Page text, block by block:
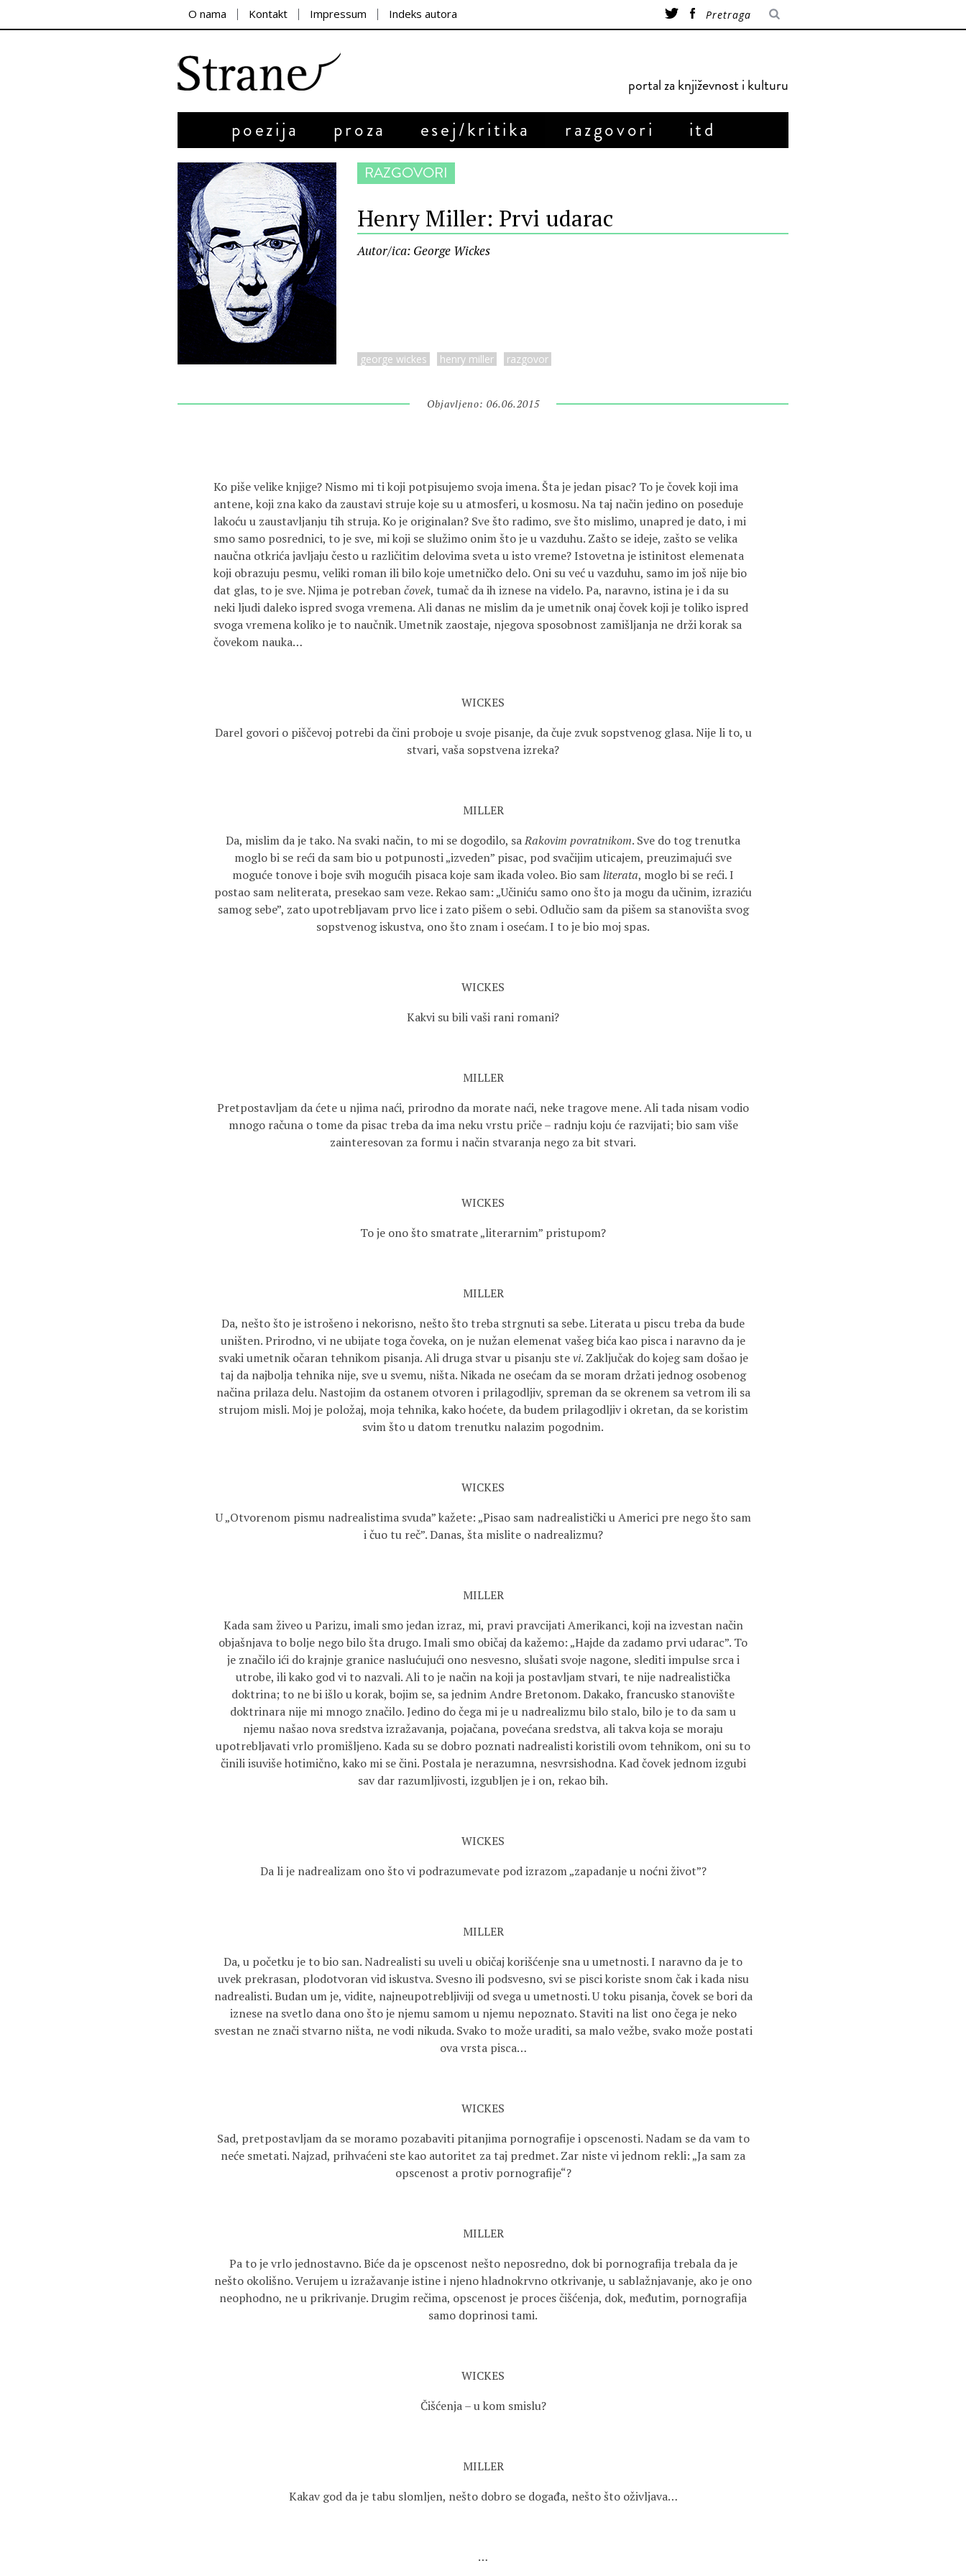
O nama Kontakt Impressum Indeks autora
portal za književnost i kulturu
poezija proza esej/kritika razgovori itd
RAZGOVORI
Henry Miller: Prvi udarac
Autor/ica: George Wickes
george wickes henry miller razgovor
Objavljeno: 06.06.2015
Ko piše velike knjige? Nismo mi ti koji potpisujemo svoja imena. Šta je jedan pisac? To je čovek koji ima
antene, koji zna kako da zaustavi struje koje su u atmosferi, u kosmosu. Na taj način jedino on poseduje
lakoću u zaustavljanju tih struja. Ko je originalan? Sve što radimo, sve što mislimo, unapred je dato, i mi
smo samo posrednici, to je sve, mi koji se služimo onim što je u vazduhu. Zašto se ideje, zašto se velika
naučna otkrića javljaju često u različitim delovima sveta u isto vreme? Istovetna je istinitost elemenata
koji obrazuju pesmu, veliki roman ili bilo koje umetničko delo. Oni su već u vazduhu, samo im još nije bio
dat glas, to je sve. Njima je potrebančovek, tumač da ih iznese na videlo. Pa, naravno, istina je i da su
neki ljudi daleko ispred svoga vremena. Ali danas ne mislim da je umetnik onaj čovek koji je toliko ispred
svoga vremena koliko je to naučnik. Umetnik zaostaje, njegova sposobnost zamišljanja ne drži korak sa
čovekom nauka…
WICKES
Darel govori o piščevoj potrebi da čini proboje u svoje pisanje, da čuje zvuk sopstvenog glasa. Nije li to, u
stvari, vaša sopstvena izreka?
MILLER
Da, mislim da je tako. Na svaki način, to mi se dogodilo, saRakovim povratnikom. Sve do tog trenutka
moglo bi se reći da sam bio u potpunosti „izveden” pisac, pod svačijim uticajem, preuzimajući sve
moguće tonove i boje svih mogućih pisaca koje sam ikada voleo. Bio samliterata, moglo bi se reći. I
postao sam neliterata, presekao sam veze. Rekao sam: „Učiniću samo ono što ja mogu da učinim, izraziću
samog sebe”, zato upotrebljavam prvo lice i zato pišem o sebi. Odlučio sam da pišem sa stanovišta svog
sopstvenog iskustva, ono što znam i osećam. I to je bio moj spas.
WICKES
Kakvi su bili vaši rani romani?
MILLER
Pretpostavljam da ćete u njima naći, prirodno da morate naći, neke tragove mene. Ali tada nisam vodio
mnogo računa o tome da pisac treba da ima neku vrstu priče – radnju koju će razvijati; bio sam više
zainteresovan za formu i način stvaranja nego za bit stvari.
WICKES
To je ono što smatrate „literarnim” pristupom?
MILLER
Da, nešto što je istrošeno i nekorisno, nešto što treba strgnuti sa sebe. Literata u piscu treba da bude
uništen. Prirodno, vi ne ubijate toga čoveka, on je nužan elemenat vašeg bića kao pisca i naravno da je
svaki umetnik očaran tehnikom pisanja. Ali druga stvar u pisanju stevi. Zaključak do kojeg sam došao je
taj da najbolja tehnika nije, sve u svemu, ništa. Nikada ne osećam da se moram držati jednog osobenog
načina prilaza delu. Nastojim da ostanem otvoren i prilagodljiv, spreman da se okrenem sa vetrom ili sa
strujom misli. Moj je položaj, moja tehnika, kako hoćete, da budem prilagodljiv i okretan, da se koristim
svim što u datom trenutku nalazim pogodnim.
WICKES
U „Otvorenom pismu nadrealistima svuda” kažete: „Pisao sam nadrealistički u Americi pre nego što sam
i čuo tu reč”. Danas, šta mislite o nadrealizmu?
MILLER
Kada sam živeo u Parizu, imali smo jedan izraz, mi, pravi pravcijati Amerikanci, koji na izvestan način
objašnjava to bolje nego bilo šta drugo. Imali smo običaj da kažemo: „Hajde da zadamo prvi udarac”. To
je značilo ići do krajnje granice naslućujući ono nesvesno, slušati svoje nagone, slediti impulse srca i
utrobe, ili kako god vi to nazvali. Ali to je način na koji ja postavljam stvari, te nije nadrealistička
doktrina; to ne bi išlo u korak, bojim se, sa jednim Andre Bretonom. Dakako, francusko stanovište
doktrinara nije mi mnogo značilo. Jedino do čega mi je u nadrealizmu bilo stalo, bilo je to da sam u
njemu našao nova sredstva izražavanja, pojačana, povećana sredstva, ali takva koja se moraju
upotrebljavati vrlo promišljeno. Kada su se dobro poznati nadrealisti koristili ovom tehnikom, oni su to
činili isuviše hotimično, kako mi se čini. Postala je nerazumna, nesvrsishodna. Kad čovek jednom izgubi
sav dar razumljivosti, izgubljen je i on, rekao bih.
WICKES
Da li je nadrealizam ono što vi podrazumevate pod izrazom „zapadanje u noćni život”?
MILLER
Da, u početku je to bio san. Nadrealisti su uveli u običaj korišćenje sna u umetnosti. I naravno da je to
uvek prekrasan, plodotvoran vid iskustva. Svesno ili podsvesno, svi se pisci koriste snom čak i kada nisu
nadrealisti. Budan um je, vidite, najneupotrebljiviji od svega u umetnosti. U toku pisanja, čovek se bori da
iznese na svetlo dana ono što je njemu samom u njemu nepoznato. Staviti na list ono čega je neko
svestan ne znači stvarno ništa, ne vodi nikuda. Svako to može uraditi, sa malo vežbe, svako može postati
ova vrsta pisca…
WICKES
Sad, pretpostavljam da se moramo pozabaviti pitanjima pornografije i opscenosti. Nadam se da vam to
neće smetati. Najzad, prihvaćeni ste kao autoritet za taj predmet. Zar niste vi jednom rekli: „Ja sam za
opscenost a protiv pornografije“?
MILLER
Pa to je vrlo jednostavno. Biće da je opscenost nešto neposredno, dok bi pornografija trebala da je
nešto okolišno. Verujem u izražavanje istine i njeno hladnokrvno otkrivanje, u sablažnjavanje, ako je ono
neophodno, ne u prikrivanje. Drugim rečima, opscenost je proces čišćenja, dok, međutim, pornografija
samo doprinosi tami.
WICKES
Čišćenja – u kom smislu?
MILLER
Kakav god da je tabu slomljen, nešto dobro se događa, nešto što oživljava…
…